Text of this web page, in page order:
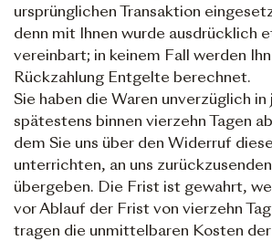
ursprünglichen Transaktion
denn mit Ihnen wurde ausdrücklich
vereinbart; in keinem Fall werden
Rückzahlung Entgelte berechnet.
Sie haben die Waren unverzüglich in
spätestens binnen vierzehn Tagen
dem Sie uns über den Widerruf
unterrichten, an uns
übergeben. Die Frist ist gewahrt,
vor Ablauf der Frist von vierzehn
tragen die unmittelbaren Kosten